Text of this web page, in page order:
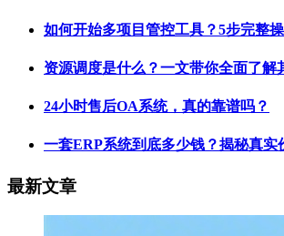
如何开始多项目管控工具？5步完整
资源调度是什么？一文带你全面了解
24小时售后OA系统，真的靠谱吗？
一套ERP系统到底多少钱？揭秘真实
最新文章